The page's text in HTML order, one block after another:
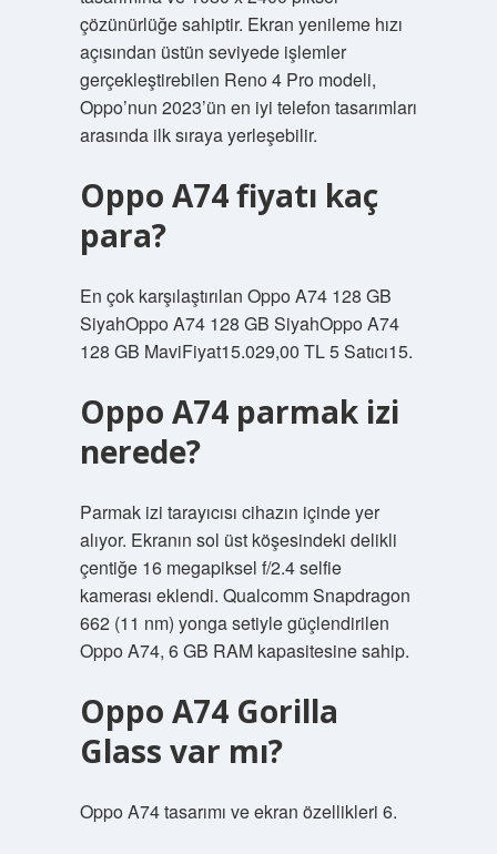
çözünürlüğe sahiptir. Ekran yenileme hızı
açısından üstün seviyede işlemler
gerçekleştirebilen Reno 4 Pro modeli,
Oppo’nun 2023’ün en iyi telefon tasarımları
arasında ilk sıraya yerleşebilir.
Oppo A74 fiyatı kaç
para?
En çok karşılaştırılan Oppo A74 128 GB
SiyahOppo A74 128 GB SiyahOppo A74
128 GB MaviFiyat15.029,00 TL 5 Satıcı15.
Oppo A74 parmak izi
nerede?
Parmak izi tarayıcısı cihazın içinde yer
alıyor. Ekranın sol üst köşesindeki delikli
çentiğe 16 megapiksel f/2.4 selfie
kamerası eklendi. Qualcomm Snapdragon
662 (11 nm) yonga setiyle güçlendirilen
Oppo A74, 6 GB RAM kapasitesine sahip.
Oppo A74 Gorilla
Glass var mı?
Oppo A74 tasarımı ve ekran özellikleri 6.